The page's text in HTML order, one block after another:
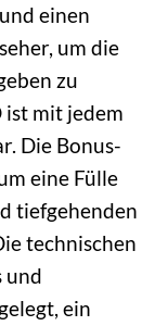
einen
um die
zu
ist mit jedem
Die Bonus-
eine Fülle
tiefgehenden
technischen
und
ein